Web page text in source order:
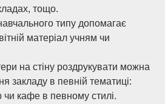
тощо.
типу допомагає
матеріал учням чи
на стіну роздрукувати можна
закладу в певній тематиці:
чи кафе в певному стилі.